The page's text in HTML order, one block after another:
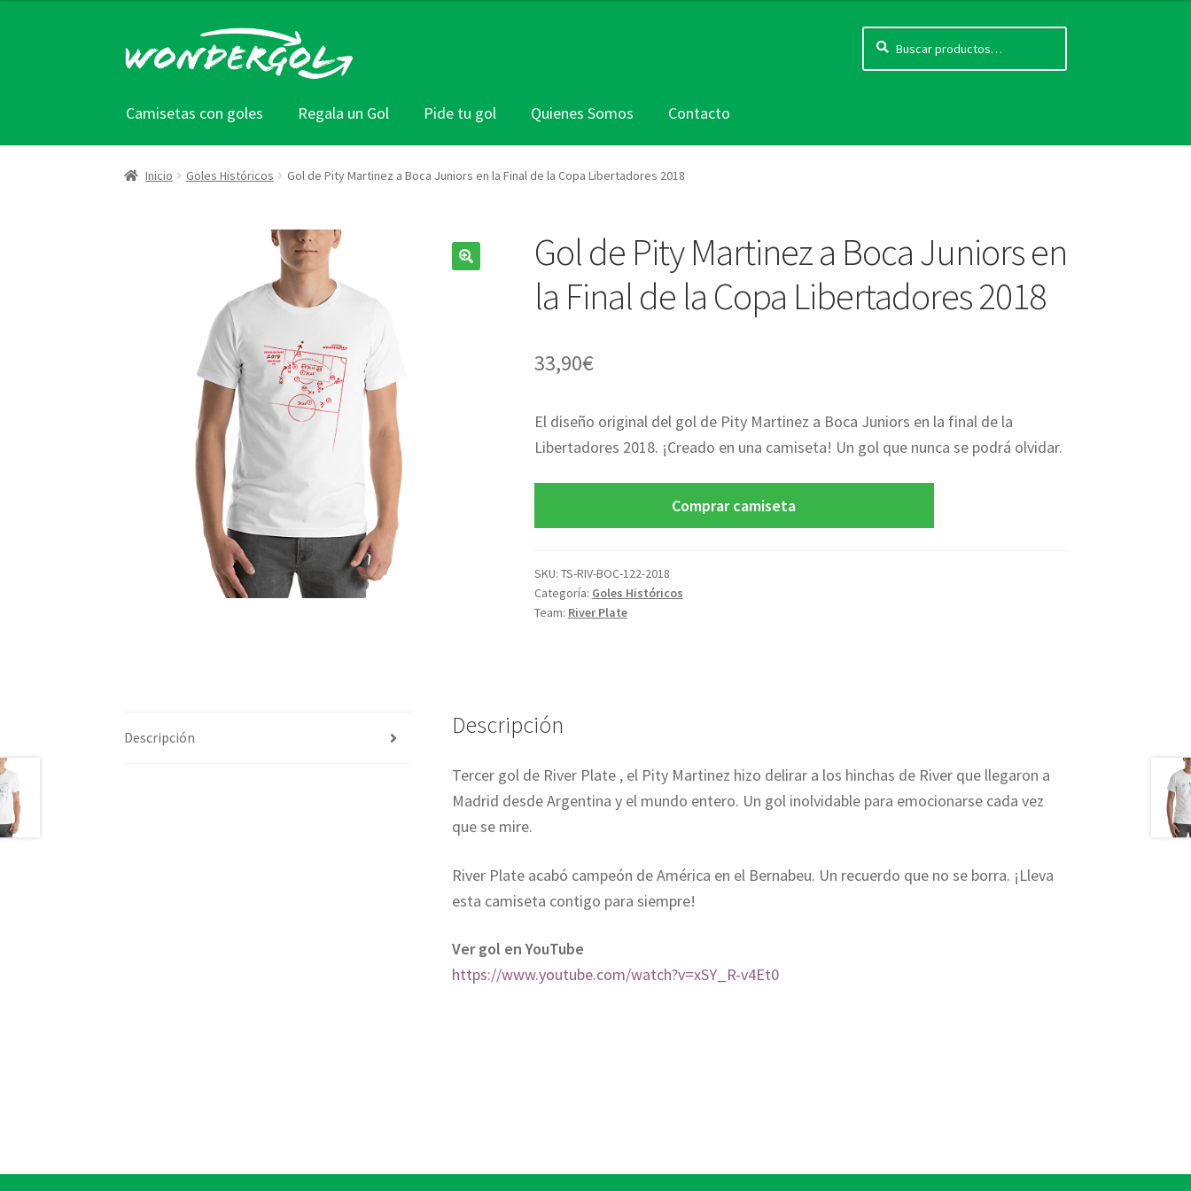
a
navegación
al
por:
Camisetas con goles Regala un Gol Pide tu gol Quienes Somos Contacto
Inicio Goles Históricos Gol de Pity Martinez a Boca Juniors en la Final de la Copa Libertadores 2018
Gol de Pity Martinez a Boca Juniors en
la Final de la Copa Libertadores 2018
33,90€
El diseño original del gol de Pity Martinez a Boca Juniors en la final de la
Libertadores 2018. ¡Creado en una camiseta! Un gol que nunca se podrá olvidar.
Comprar camiseta
SKU: TS-RIV-BOC-122-2018
Categoría: Goles Históricos
Team: River Plate
Descripción Descripción
Tercer gol de River Plate , el Pity Martinez hizo delirar a los hinchas de River que llegaron a
Madrid desde Argentina y el mundo entero. Un gol inolvidable para emocionarse cada vez
que se mire.
River Plate acabó campeón de América en el Bernabeu. Un recuerdo que no se borra. ¡Lleva
esta camiseta contigo para siempre!
Ver gol en YouTube
https://www.youtube.com/watch?v=xSY_R-v4Et0